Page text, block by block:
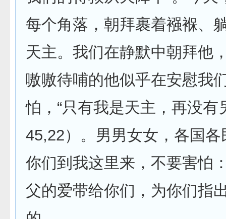
每个角落，朝拜裹着襁褓、
天主。我们在静默中朝拜他
嗷嗷待哺的他似乎在安慰我
怕，“只有我是天主，再没有
45,22）。男男女女，各国各
你们到我这里来，不要害怕
父的爱带给你们，为你们指